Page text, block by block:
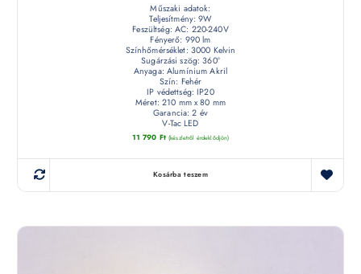
Műszaki adatok:
Teljesítmény: 9W
Feszültség: AC: 220-240V
Fényerő: 990 lm
Színhőmérséklet: 3000 Kelvin
Sugárzási szög: 360°
Anyaga: Alumínium Akril
Szín: Fehér
IP védettség: IP20
Méret: 210 mm x 80 mm
Garancia: 2 év
V-Tac LED
11 790 Ft (készletről érdeklődjön)
Kosárba teszem